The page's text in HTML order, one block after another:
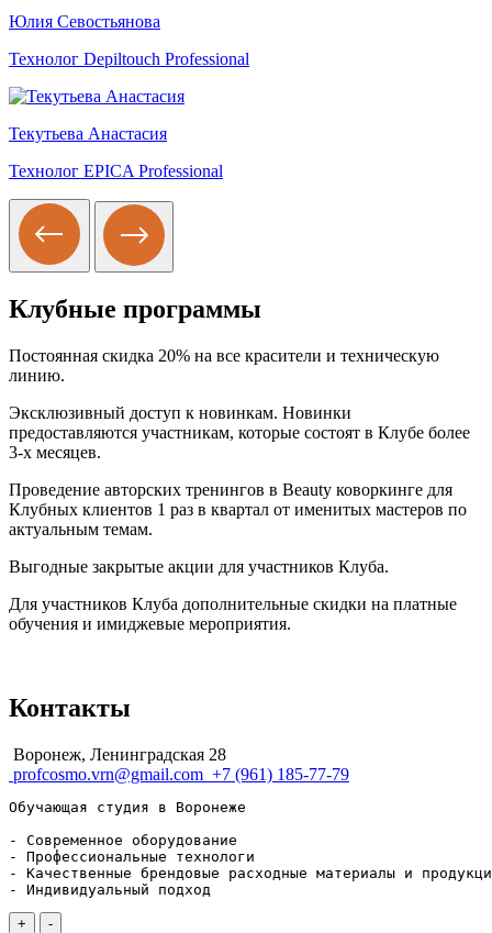
Юлия Севостьянова
Технолог Depiltouch Professional
Текутьева Анастасия
Технолог EPICA Professional
Клубные программы
Постоянная скидка 20% на все красители и техническую
линию.
Эксклюзивный доступ к новинкам. Новинки
предоставляются участникам, которые состоят в Клубе более
3-х месяцев.
Проведение авторских тренингов в Beauty коворкинге для
Клубных клиентов 1 раз в квартал от именитых мастеров по
актуальным темам.
Выгодные закрытые акции для участников Клуба.
Для участников Клуба дополнительные скидки на платные
обучения и имиджевые мероприятия.
Контакты
Воронеж, Ленинградская 28
profcosmo.vrn@gmail.com +7 (961) 185-77-79
Обучающая студия в Воронеже
- Современное оборудование
- Профессиональные технологи
- Качественные брендовые расходные материалы и
- Индивидуальный подход
+ -